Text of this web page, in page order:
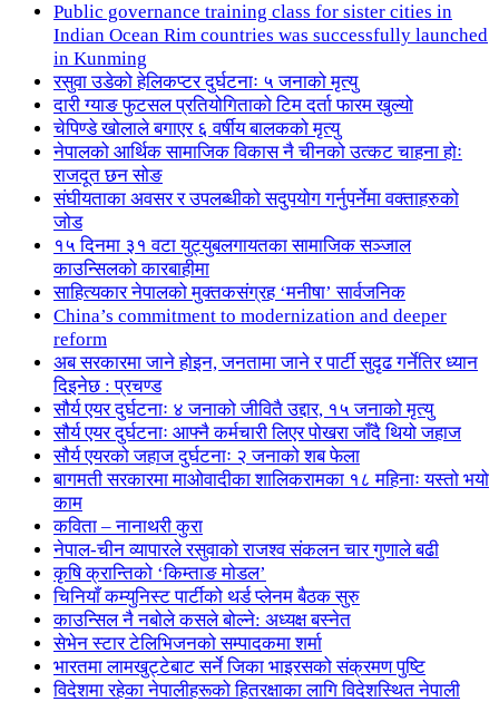
Public governance training class for sister cities in
Indian Ocean Rim countries was successfully launched
in Kunming
रसुवा उडेको हेलिकप्टर दुर्घटनाः ५ जनाको मृत्यु
दारी ग्याङ फुटसल प्रतियोगिताको टिम दर्ता फारम खुल्यो
चेपिण्डे खोलाले बगाएर ६ वर्षीय बालकको मृत्यु
नेपालको आर्थिक सामाजिक विकास नै चीनको उत्कट चाहना होः
राजदूत छन सोङ
संघीयताका अवसर र उपलब्धीको सदुपयोग गर्नुपर्नेमा वक्ताहरुको
जोड
१५ दिनमा ३१ वटा युट्युबलगायतका सामाजिक सञ्जाल
काउन्सिलको कारबाहीमा
साहित्यकार नेपालको मुक्तकसंग्रह ‘मनीषा’ सार्वजनिक
China’s commitment to modernization and deeper
reform
अब सरकारमा जाने होइन, जनतामा जाने र पार्टी सुदृढ गर्नेतिर ध्यान
दिइनेछ : प्रचण्ड
सौर्य एयर दुर्घटनाः ४ जनाको जीवितै उद्दार, १५ जनाको मृत्यु
सौर्य एयर दुर्घटनाः आफ्नै कर्मचारी लिएर पोखरा जाँदै थियो जहाज
सौर्य एयरको जहाज दुर्घटनाः २ जनाको शब फेला
बागमती सरकारमा माओवादीका शालिकरामका १८ महिनाः यस्तो भयो
काम
कविता – नानाथरी कुरा
नेपाल-चीन व्यापारले रसुवाको राजश्व संकलन चार गुणाले बढी
कृषि क्रान्तिको ‘किम्ताङ मोडल’
चिनियाँ कम्युनिस्ट पार्टीको थर्ड प्लेनम बैठक सुरु
काउन्सिल नै नबोले कसले बोल्ने: अध्यक्ष बस्नेत
सेभेन स्टार टेलिभिजनको सम्पादकमा शर्मा
भारतमा लामखुट्टेबाट सर्ने जिका भाइरसको संक्रमण पुष्टि
विदेशमा रहेका नेपालीहरूको हितरक्षाका लागि विदेशस्थित नेपाली